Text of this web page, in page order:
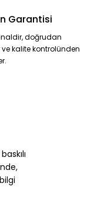
Garantisi
doğrudan
kalite kontrolünden